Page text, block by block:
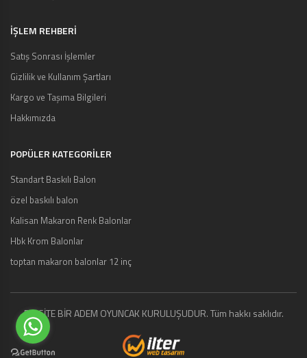
İŞLEM REHBERİ
Satış Sonrası İşlemler
Gizlilik ve Kullanım Şartları
Kargo ve Taşıma Bilgileri
Hakkımızda
POPÜLER KATEGORİLER
Standart Baskılı Balon
özel baskılı balon
Kalisan Makaron Renk Balonlar
Hbk Krom Balonlar
toptan makaron balonlar 12 inç
BU SİTE BİR ADEM OYUNCAK KURULUŞUDUR. Tüm hakkı saklıdır.